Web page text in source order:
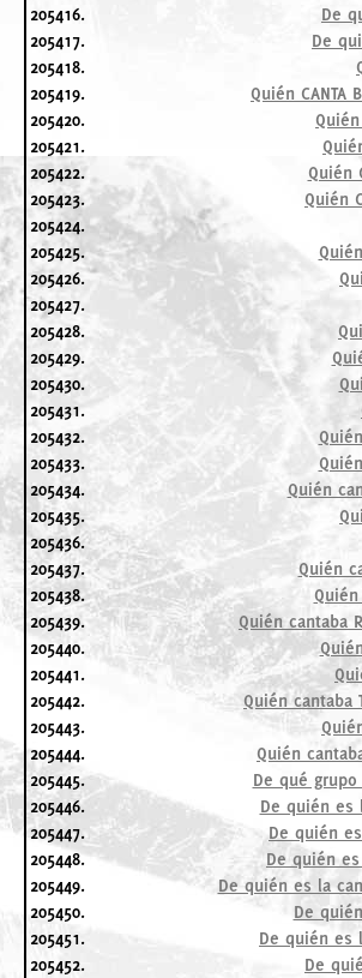
205416.
De
205417.
De
205418.
205419.
Quién CANTA
205420.
Quién
205421.
205422.
Quién
205423.
Quién
205424.
205425.
Quién
205426.
205427.
205428.
205429.
205430.
205431.
205432.
205433.
205434.
Quién
205435.
205436.
205437.
Quién
205438.
Quién
205439.
Quién cantaba
205440.
205441.
205442.
Quién cantaba
205443.
205444.
Quién cantaba
205445.
De qué grupo
205446.
De quién es
205447.
De quién
205448.
De quién es
205449.
De quién es la
205450.
De
205451.
De quién es
205452.
De